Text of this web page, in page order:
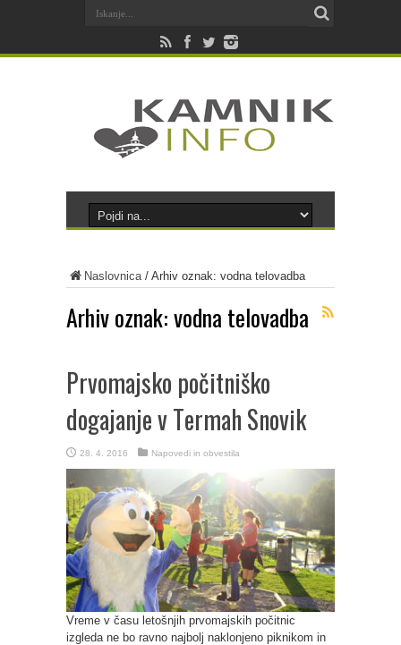
Naslovnica/ Arhiv oznak: vodna telovadba
Arhiv oznak:vodna telovadba
Prvomajsko počitniško
dogajanje v Termah Snovik
28. 4. 2016 Napovedi in obvestila
Vreme v času letošnjih prvomajskih počitnic
izgleda ne bo ravno najbolj naklonjeno piknikom in